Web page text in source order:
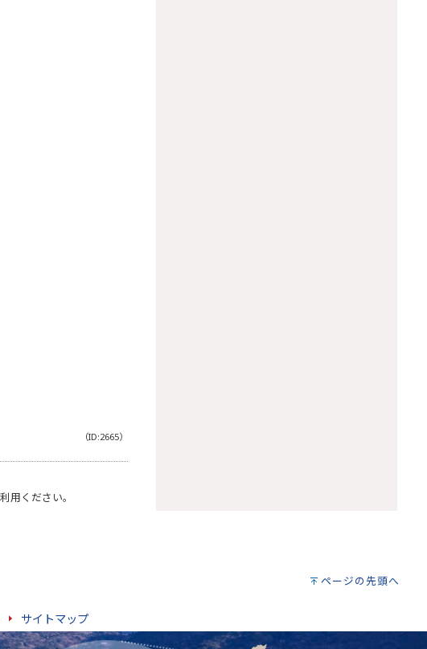
（ID:2665）
用ください。
ページの先頭へ
サイトマップ